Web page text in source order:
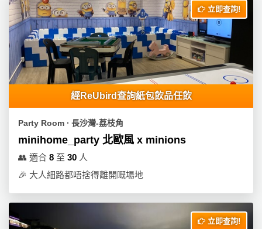
立即查詢!
經ReUbird查詢紙包飲品任飲
Party Room ∙ 長沙灣-荔枝角
minihome_party 北歐風 x minions
👥 適合 8 至 30 人
🎉 大人細路都唔捨得離開嘅場地
立即查詢!